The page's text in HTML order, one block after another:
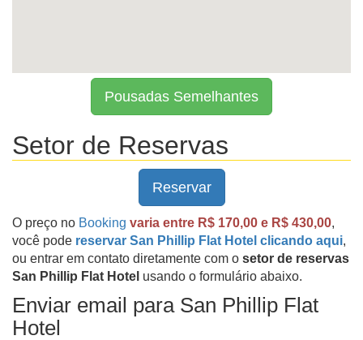
Pousadas Semelhantes
Setor de Reservas
Reservar
O preço no Booking varia entre R$ 170,00 e R$ 430,00,
você pode reservar San Phillip Flat Hotel clicando aqui,
ou entrar em contato diretamente com o setor de reservas
San Phillip Flat Hotel usando o formulário abaixo.
Enviar email para San Phillip Flat
Hotel